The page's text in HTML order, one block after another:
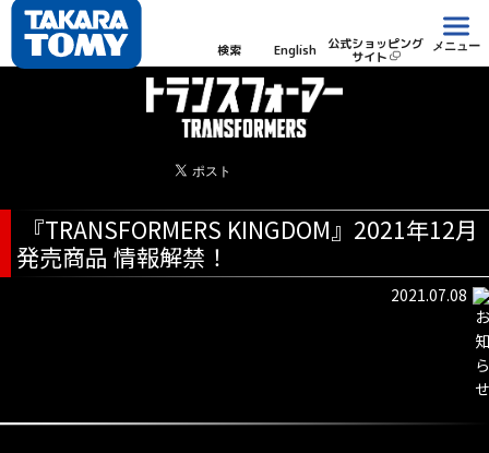
検索 English 公式ショッピング
サイト
メニュー
『TRANSFORMERS KINGDOM』2021年12月
発売商品 情報解禁！
2021.07.08